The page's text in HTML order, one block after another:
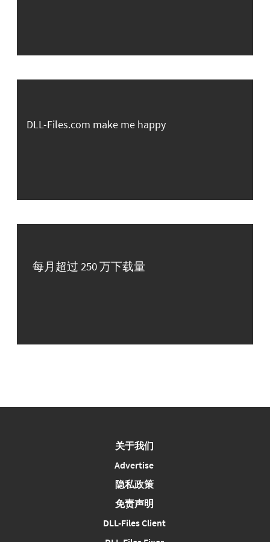
DLL-Files.com make me happy
每月超过 250 万下载量
关于我们
Advertise
隐私政策
免责声明
DLL-Files Client